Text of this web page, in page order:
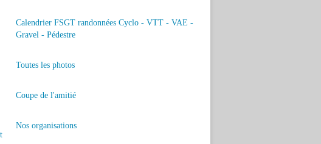
Calendrier FSGT randonnées Cyclo - VTT - VAE -
Gravel - Pédestre
Toutes les photos
Coupe de l'amitié
Nos organisations